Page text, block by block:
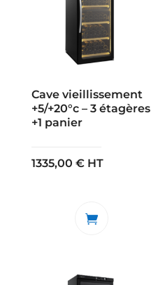
Cave vieillissement
+5/+20°c – 3 étagères
+1 panier
1335,00 € HT